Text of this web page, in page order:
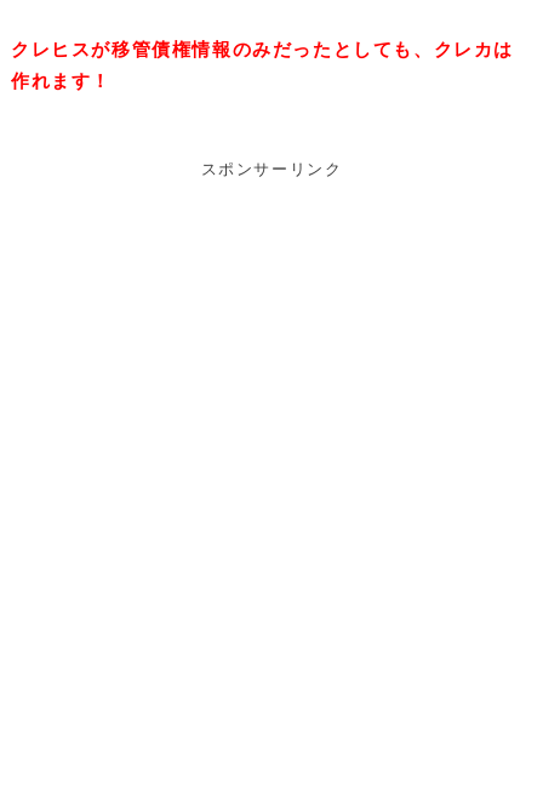
クレヒスが移管債権情報のみだったとしても、クレカは
作れます！
スポンサーリンク